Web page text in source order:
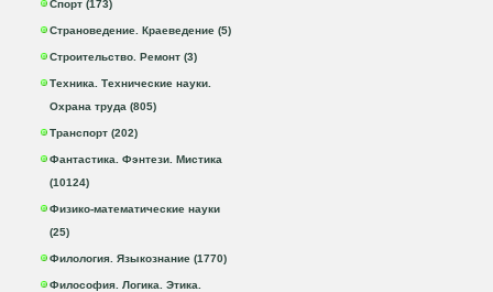
Спорт (173)
Страноведение. Краеведение (5)
Строительство. Ремонт (3)
Техника. Технические науки.
Охрана труда (805)
Транспорт (202)
Фантастика. Фэнтези. Мистика
(10124)
Физико-математические науки
(25)
Филология. Языкознание (1770)
Философия. Логика. Этика.